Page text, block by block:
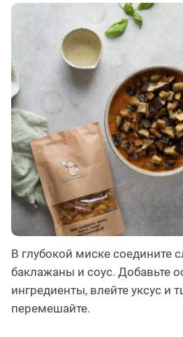
В глубокой миске соедините
баклажаны и соус. Добавьте
ингредиенты, влейте уксус и
перемешайте.